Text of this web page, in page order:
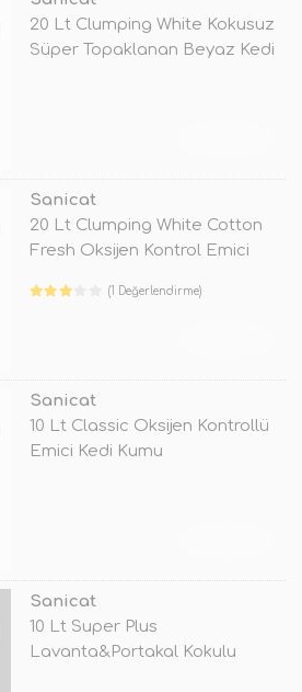
20 Lt Clumping White Kokusuz
Süper Topaklanan Beyaz Kedi
Sanicat
20 Lt Clumping White Cotton
Fresh Oksijen Kontrol Emici
(1 Değerlendirme)
Sanicat
10 Lt Classic Oksijen Kontrollü
Emici Kedi Kumu
Sanicat
10 Lt Super Plus
Lavanta&Portakal Kokulu